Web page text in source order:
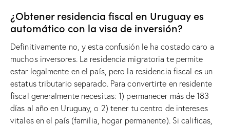
¿Obtener residencia fiscal en Uruguay es
automático con la visa de inversión?
Definitivamente no, y esta confusión le ha costado caro a
muchos inversores. La residencia migratoria te permite
estar legalmente en el país, pero la residencia fiscal es un
estatus tributario separado. Para convertirte en residente
fiscal generalmente necesitas: 1) permanecer más de 183
días al año en Uruguay, o 2) tener tu centro de intereses
vitales en el país (familia, hogar permanente). Si calificas,